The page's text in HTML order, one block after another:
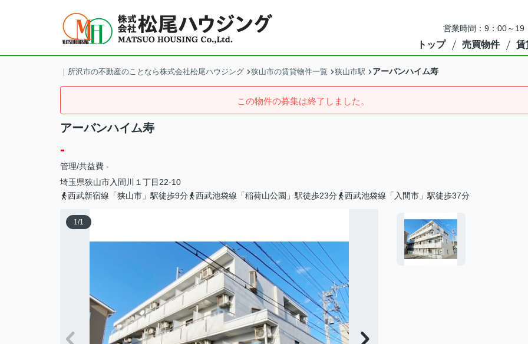
営業時間：9：00～
トップ 売買物件 賃
｜所沢市の不動産のことなら株式会社松尾ハウジング 狭山市の賃貸物件一覧 狭山市駅 アーバンハイム寿
この物件の募集は終了しました。
アーバンハイム寿
-
管理/共益費 -
埼玉県狭山市入間川
１丁目22-10
西武新宿線「狭山市」駅徒歩9分
西武池袋線「稲荷山公園」駅徒歩23分 西武池袋線「入間市」駅徒歩37分
1/1